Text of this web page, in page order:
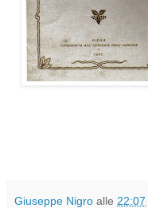
Giuseppe Nigro alle 22:07